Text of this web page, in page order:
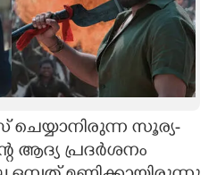
ചെയ്യാനിരുന്ന സൂര്യ-
ആദ്യ പ്രദർശനം